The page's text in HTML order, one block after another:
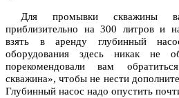
Для промывки скважины
приблизительно на 300 литров и
взять в аренду глубинный
оборудования здесь никак не
порекомендовали вам
скважина», чтобы не нести
Глубинный насос надо опустить